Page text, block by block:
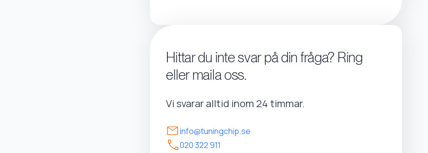
Hittar du inte svar på din fråga? Ring
eller maila oss.
Vi svarar alltid inom 24 timmar.
info@tuningchip.se
020 322 911